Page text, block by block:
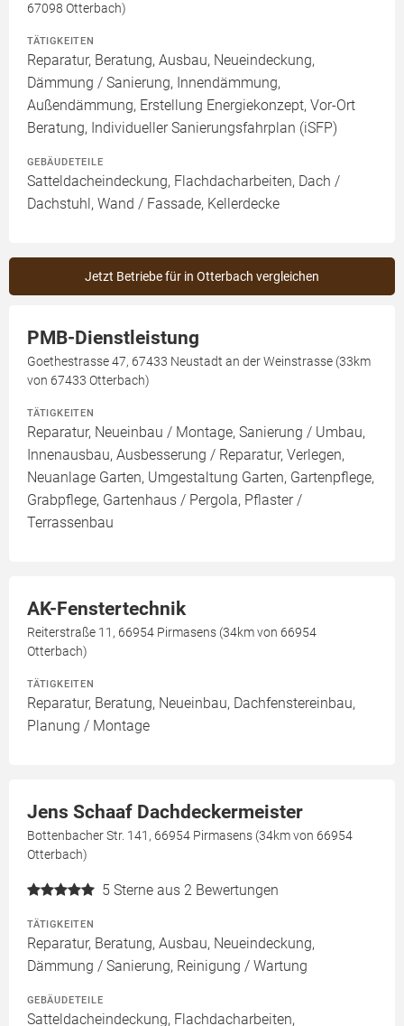
67098 Otterbach)
TÄTIGKEITEN
Reparatur, Beratung, Ausbau, Neueindeckung,
Dämmung / Sanierung, Innendämmung,
Außendämmung, Erstellung Energiekonzept, Vor-Ort
Beratung, Individueller Sanierungsfahrplan (iSFP)
GEBÄUDETEILE
Satteldacheindeckung, Flachdacharbeiten, Dach /
Dachstuhl, Wand / Fassade, Kellerdecke
Jetzt Betriebe für in Otterbach vergleichen
PMB-Dienstleistung
Goethestrasse 47, 67433 Neustadt an der Weinstrasse (33km
von 67433 Otterbach)
TÄTIGKEITEN
Reparatur, Neueinbau / Montage, Sanierung / Umbau,
Innenausbau, Ausbesserung / Reparatur, Verlegen,
Neuanlage Garten, Umgestaltung Garten, Gartenpflege,
Grabpflege, Gartenhaus / Pergola, Pflaster /
Terrassenbau
AK-Fenstertechnik
Reiterstraße 11, 66954 Pirmasens (34km von 66954
Otterbach)
TÄTIGKEITEN
Reparatur, Beratung, Neueinbau, Dachfenstereinbau,
Planung / Montage
Jens Schaaf Dachdeckermeister
Bottenbacher Str. 141, 66954 Pirmasens (34km von 66954
Otterbach)
5 Sterne aus 2 Bewertungen
TÄTIGKEITEN
Reparatur, Beratung, Ausbau, Neueindeckung,
Dämmung / Sanierung, Reinigung / Wartung
GEBÄUDETEILE
Satteldacheindeckung, Flachdacharbeiten,